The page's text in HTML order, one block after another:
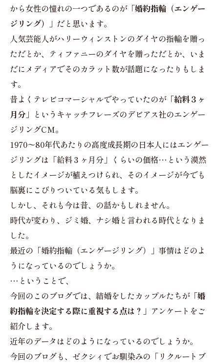
から女性の憧れの一つであるのが「婚約指輪（エンゲー
ジリング）」 だと思います。
人気芸能人がハリーウィンストンのダイヤの指輪を贈っ
ただとか、ティファニーのダイヤを贈っただとか、いま
だにメディアでそのカラット数が話題になったりもしま
す。
昔よくテレビコマーシャルでやっていたのが「給料３ヶ
月分」 というキャッチフレーズのデビアス社のエンゲー
ジリングCM。
1970〜80年代あたりの高度成長期の日本人にはエンゲー
ジリングは「給料３ヶ月分」くらいの価格…という漠然
としたイメージが植えつけられ、そのイメージが今でも
脳裏にこびりついている気もします。
しかし、それも今は昔、の話かもしれません。
時代が変わり、ジミ婚、ナシ婚と言われる時代となりま
した。
最近の「婚約指輪（エンゲージリング）」事情はどのよ
うになっているのでしょうか。
…ということで、
今回のこのブログでは、結婚をしたカップルたちが「婚
約指輪を決定する際に重視する点は？」 アンケートをご
紹介します。
近年のデータはどのようになっているのでしょうか。
今回のブログも、ゼクシィでお馴染みの「リクルートブ